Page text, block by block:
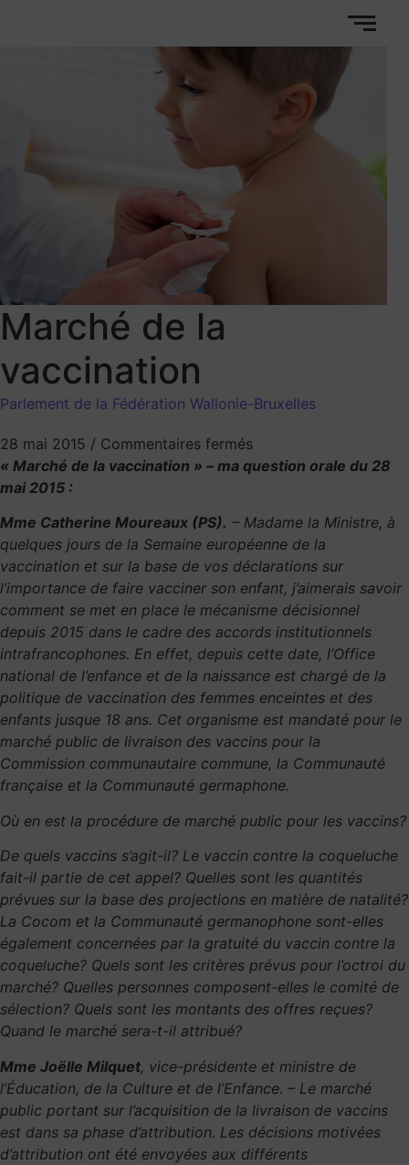
Marché de la
vaccination
Parlement de la Fédération Wallonie-Bruxelles
28 mai 2015 / Commentaires fermés
« Marché de la vaccination » – ma question orale du 28
mai 2015 :
Mme Catherine Moureaux (PS). – Madame la Ministre, à
quelques jours de la Semaine européenne de la
vaccination et sur la base de vos déclarations sur
l’importance de faire vacciner son enfant, j’aimerais savoir
comment se met en place le mécanisme décisionnel
depuis 2015 dans le cadre des accords institutionnels
intrafrancophones. En effet, depuis cette date, l’Office
national de l’enfance et de la naissance est chargé de la
politique de vaccination des femmes enceintes et des
enfants jusque 18 ans. Cet organisme est mandaté pour le
marché public de livraison des vaccins pour la
Commission communautaire commune, la Communauté
française et la Communauté germaphone.
Où en est la procédure de marché public pour les vaccins?
De quels vaccins s’agit-il? Le vaccin contre la coqueluche
fait-il partie de cet appel? Quelles sont les quantités
prévues sur la base des projections en matière de natalité?
La Cocom et la Communauté germanophone sont-elles
également concernées par la gratuité du vaccin contre la
coqueluche? Quels sont les critères prévus pour l’octroi du
marché? Quelles personnes composent-elles le comité de
sélection? Quels sont les montants des offres reçues?
Quand le marché sera-t-il attribué?
Mme Joëlle Milquet, vice-présidente et ministre de
l’Éducation, de la Culture et de l’Enfance. – Le marché
public portant sur l’acquisition de la livraison de vaccins
est dans sa phase d’attribution. Les décisions motivées
d’attribution ont été envoyées aux différents